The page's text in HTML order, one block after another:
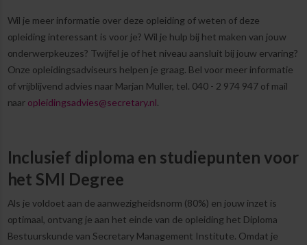
Wil je meer informatie over deze opleiding of weten of deze
opleiding interessant is voor je? Wil je hulp bij het maken van jouw
onderwerpkeuzes? Twijfel je of het niveau aansluit bij jouw ervaring?
Onze opleidingsadviseurs helpen je graag. Bel voor meer informatie
of vrijblijvend advies naar Marjan Muller, tel. 040 - 2 974 947of mail
naar opleidingsadvies@secretary.nl.
Inclusief diploma en studiepunten voor
het SMI Degree
Als je voldoet aan de aanwezigheidsnorm (80%) en jouw inzet is
optimaal, ontvang je aan het einde van de opleiding het Diploma
Bestuurskunde van Secretary Management Institute. Omdat je